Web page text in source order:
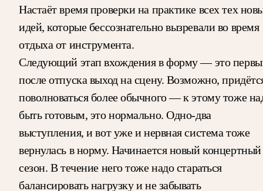
Настаёт время проверки на практике всех тех
идей, которые бессознательно вызревали во время
отдыха от инструмента.
Следующий этап вхождения в форму — это
после отпуска выход на сцену. Возможно,
поволноваться более обычного — к этому тоже
быть готовым, это нормально. Одно-два
выступления, и вот уже и нервная система тоже
вернулась в норму. Начинается новый концертный
сезон. В течение него тоже надо стараться
балансировать нагрузку и не забывать